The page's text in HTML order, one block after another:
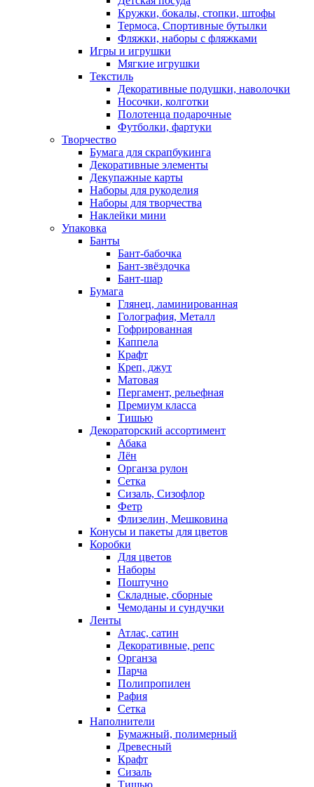
Кружки, бокалы, стопки, штофы
Термоса, Спортивные бутылки
Фляжки, наборы с фляжками
Игры и игрушки
Мягкие игрушки
Текстиль
Декоративные подушки, наволочки
Носочки, колготки
Полотенца подарочные
Футболки, фартуки
Творчество
Бумага для скрапбукинга
Декоративные элементы
Декупажные карты
Наборы для рукоделия
Наборы для творчества
Наклейки мини
Упаковка
Банты
Бант-бабочка
Бант-звёздочка
Бант-шар
Бумага
Глянец, ламинированная
Голография, Металл
Гофрированная
Каппела
Крафт
Креп, джут
Матовая
Пергамент, рельефная
Премиум класса
Тишью
Декораторский ассортимент
Абака
Лён
Органза рулон
Сетка
Сизаль, Сизофлор
Фетр
Флизелин, Мешковина
Конусы и пакеты для цветов
Коробки
Для цветов
Наборы
Поштучно
Складные, сборные
Чемоданы и сундучки
Ленты
Атлас, сатин
Декоративные, репс
Органза
Парча
Полипропилен
Рафия
Сетка
Наполнители
Бумажный, полимерный
Древесный
Крафт
Сизаль
Тишью